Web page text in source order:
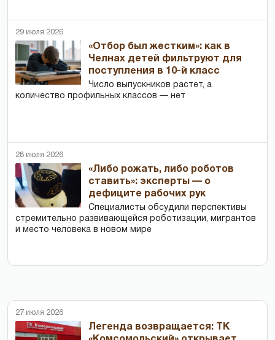
29 июля 2026
«Отбор был жестким»: как в
Челнах детей фильтруют для
поступления в 10-й класс
Число выпускников растет, а
количество профильных классов — нет
28 июля 2026
«Либо рожать, либо роботов
ставить»: эксперты — о
дефиците рабочих рук
Специалисты обсудили перспективы
стремительно развивающейся роботизации, мигрантов
и место человека в новом мире
27 июля 2026
Легенда возвращается: ТК